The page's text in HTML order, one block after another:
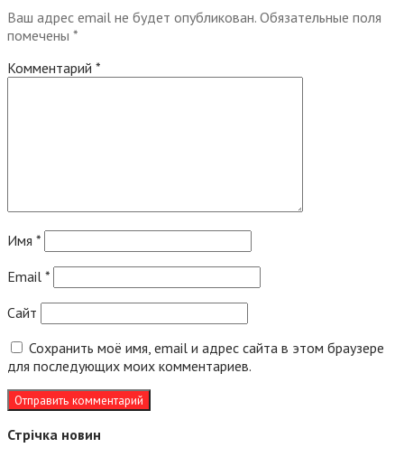
Ваш адрес email не будет опубликован. Обязательные поля
помечены *
Комментарий *
Имя *
Email *
Сайт
Сохранить моё имя, email и адрес сайта в этом браузере
для последующих моих комментариев.
Стрічка новин